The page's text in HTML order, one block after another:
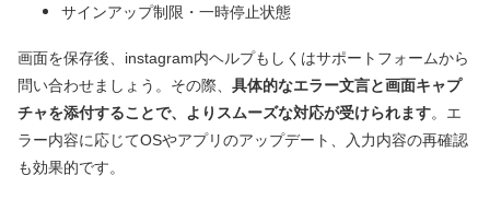
サインアップ制限・一時停止状態
画面を保存後、instagram内ヘルプもしくはサポートフォームから
問い合わせましょう。その際、 具体的なエラー文言と画面キャプ
チャを添付することで、よりスムーズな対応が受けられます。エ
ラー内容に応じてOSやアプリのアップデート、入力内容の再確認
も効果的です。